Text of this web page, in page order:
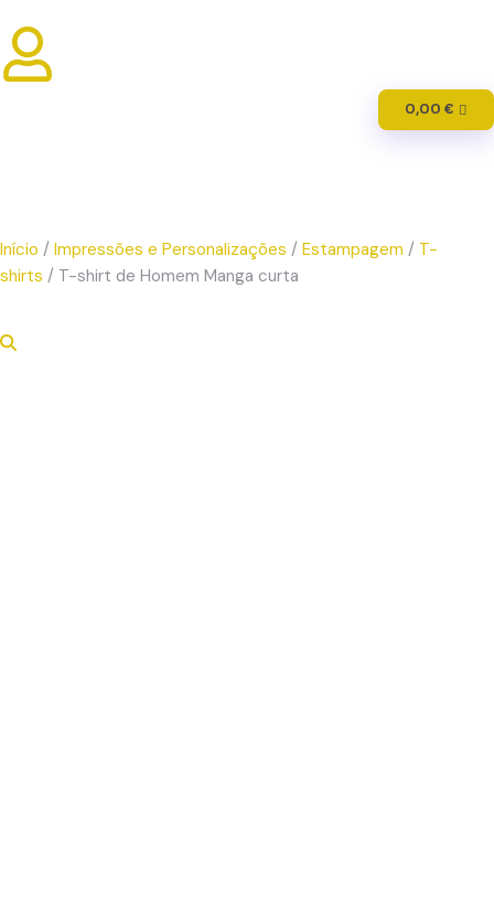
0,00€
Início / Impressões e Personalizações / Estampagem / T-
shirts / T-shirt de Homem Manga curta